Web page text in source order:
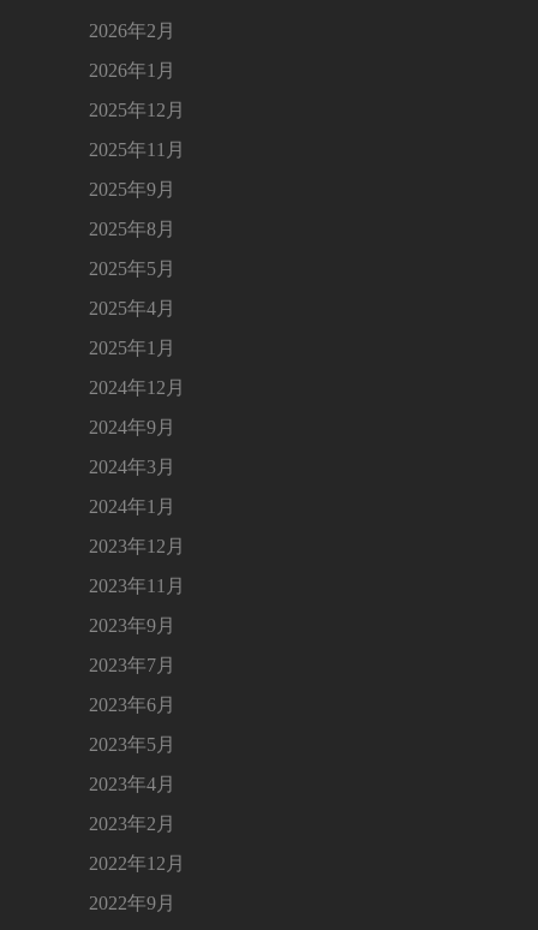
2026年2月
2026年1月
2025年12月
2025年11月
2025年9月
2025年8月
2025年5月
2025年4月
2025年1月
2024年12月
2024年9月
2024年3月
2024年1月
2023年12月
2023年11月
2023年9月
2023年7月
2023年6月
2023年5月
2023年4月
2023年2月
2022年12月
2022年9月